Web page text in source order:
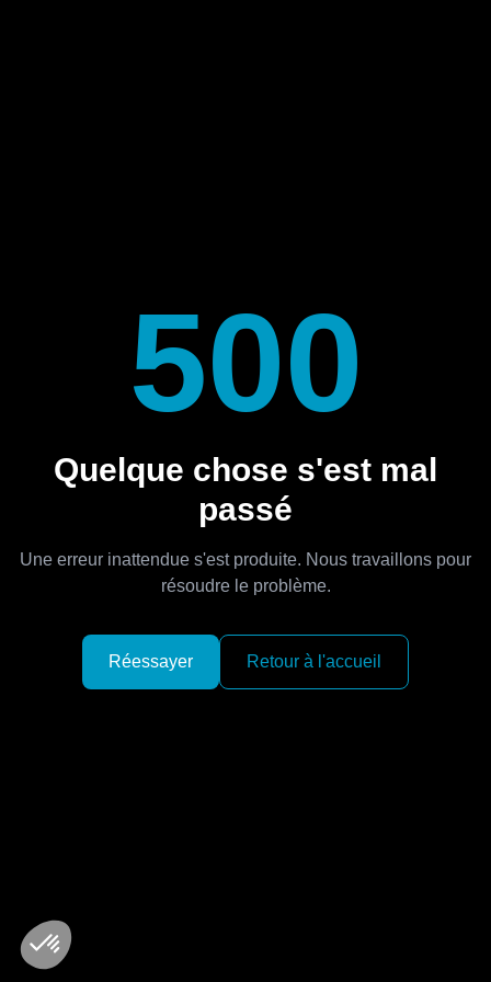
500
Quelque chose s'est mal
passé
Une erreur inattendue s'est produite. Nous travaillons pour
résoudre le problème.
Réessayer Retour à l'accueil